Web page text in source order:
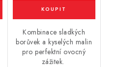
Kombinace sladkých
borůvek a kyselých malin
pro perfektní ovocný
zážitek.